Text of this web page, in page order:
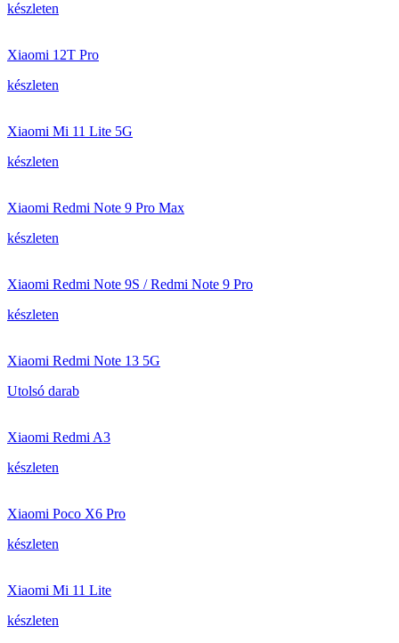
készleten
Xiaomi 12T Pro
készleten
Xiaomi Mi 11 Lite 5G
készleten
Xiaomi Redmi Note 9 Pro Max
készleten
Xiaomi Redmi Note 9S / Redmi Note 9 Pro
készleten
Xiaomi Redmi Note 13 5G
Utolsó darab
Xiaomi Redmi A3
készleten
Xiaomi Poco X6 Pro
készleten
Xiaomi Mi 11 Lite
készleten